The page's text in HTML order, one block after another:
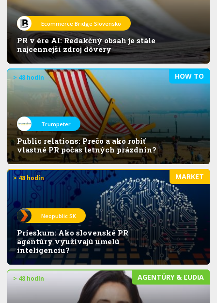
Ecommerce Bridge Slovensko
PR v ére AI: Redakčný obsah je stále
najcennejší zdroj dôvery
HOW TO
> 48 hodín
Trumpeter
Public relations: Prečo a ako robiť
vlastné PR počas letných prázdnin?
MARKET
> 48 hodín
Neopublic SK
Prieskum: Ako slovenské PR
agentúry využívajú umelú
inteligenciu?
AGENTÚRY & ĽUDIA
> 48 hodín